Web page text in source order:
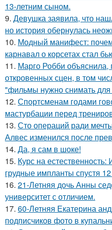
13-летним сыном.
9. Девушка заявила, что
но история обернулась
10. Модный манифест:
карнавал о корсетах стал
11. Марго Робби объяснила,
откровенных сцен, в том
"фильмы нужно снимать для
12. Спортсменам годами
мастурбации перед
13. Сто операций ради
Алвес изменился после
14. Да, я сам в шоке!
15. Курс на
грудные импланты спустя 12
16. 21-Летняя дочь Анны
университет с отличием.
17. 60-Летняя Екатерина
подписчиков фото в